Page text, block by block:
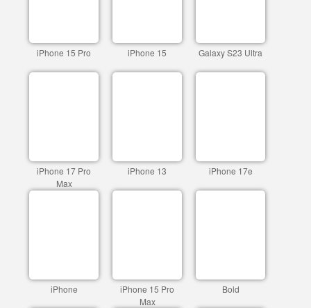
iPhone 15 Pro iPhone 15 Galaxy S23 Ultra
iPhone 17 Pro
Max
iPhone 13 iPhone 17e
iPhone
iPhone 15 Pro
Max
Bold